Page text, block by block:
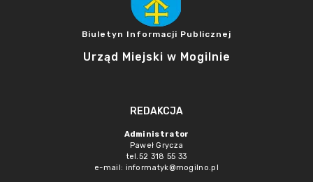
Biuletyn Informacji Publicznej
Urząd Miejski w Mogilnie
REDAKCJA
Administrator
Paweł Grycza
tel.52 318 55 33
e-mail: informatyk@mogilno.pl